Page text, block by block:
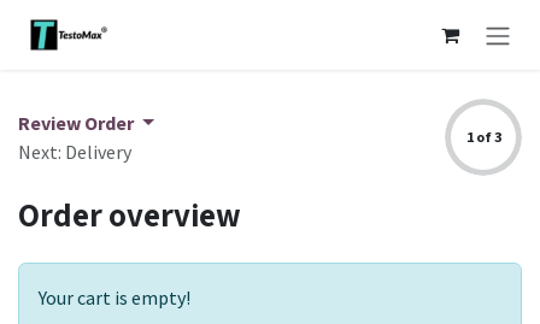
Skip to Content
Review Order
Next: Delivery
1 of 3
Order overview
Your cart is empty!